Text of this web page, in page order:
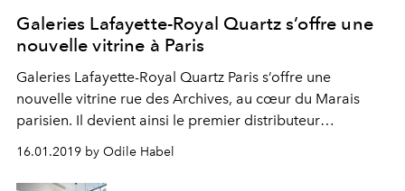
Galeries Lafayette-Royal Quartz s’offre une
nouvelle vitrine à Paris
Galeries Lafayette-Royal Quartz Paris s’offre une
nouvelle vitrine rue des Archives, au cœur du Marais
parisien. Il devient ainsi le premier distributeur
d’horlogerie et de joaillerie d’exception implanté dans le
16.01.2019 by Odile Habel